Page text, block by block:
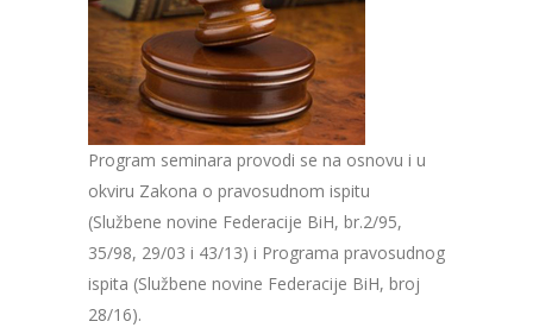
Program seminara provodi se na osnovu i u
okviru Zakona o pravosudnom ispitu
(Službene novine Federacije BiH, br.2/95,
35/98, 29/03 i 43/13) i Programa pravosudnog
ispita (Službene novine Federacije BiH, broj
28/16).